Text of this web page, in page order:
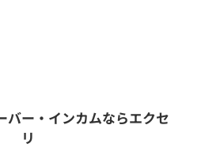
入力(製品名等)
バー・インカムならエクセ
リ